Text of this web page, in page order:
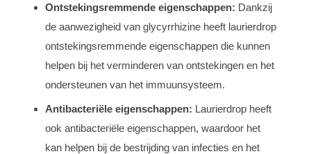
Ontstekingsremmende eigenschappen: Dankzij
de aanwezigheid van glycyrrhizine heeft laurierdrop
ontstekingsremmende eigenschappen die kunnen
helpen bij het verminderen van ontstekingen en het
ondersteunen van het immuunsysteem.
Antibacteriële eigenschappen: Laurierdrop heeft
ook antibacteriële eigenschappen, waardoor het
kan helpen bij de bestrijding van infecties en het